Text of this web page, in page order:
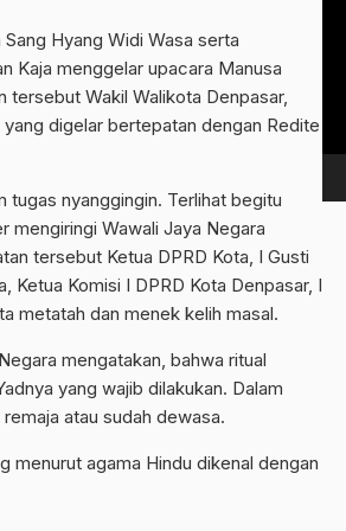
Hyang Widi Wasa serta
Kaja menggelar upacara Manusa
tersebut Wakil Walikota Denpasar,
digelar bertepatan dengan Redite
tugas nyanggingin. Terlihat begitu
mengiringi Wawali Jaya Negara
tersebut Ketua DPRD Kota, I Gusti
Ketua Komisi I DPRD Kota Denpasar, I
metatah dan menek kelih masal.
mengatakan, bahwa ritual
yang wajib dilakukan. Dalam
atau sudah dewasa.
menurut agama Hindu dikenal dengan